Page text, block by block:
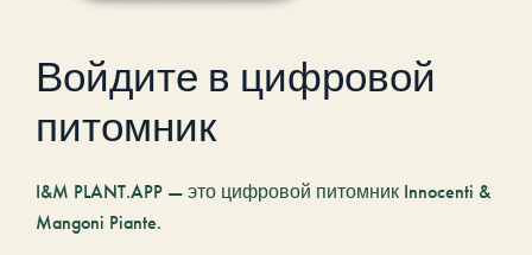
Войдите в цифровой
питомник
I&M PLANT.APP — это цифровой питомник Innocenti &
Mangoni Piante.